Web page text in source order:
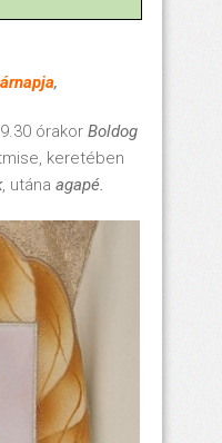
,
9.30 órakor Boldog
keretében
, utána agapé.